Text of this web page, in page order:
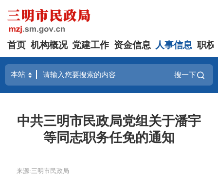
首页 机构概况 党建工作 资金信息 人事信息 职权
搜一下
中共三明市民政局党组关于潘宇
等同志职务任免的通知
来源:三明市民政局